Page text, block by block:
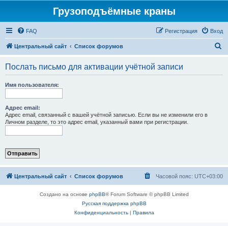
Грузоподъёмные краны
FAQ Вход
Регистрация
Центральный сайт Список форумов
Послать письмо для активации учётной записи
Имя пользователя:
Адрес email:
Адрес email, связанный с вашей учётной записью. Если вы не изменили его в
Личном разделе, то это адрес email, указанный вами при регистрации.
Центральный сайт Список форумов Часовой пояс: UTC+03:00
Создано на основе phpBB® Forum Software © phpBB Limited
Русская поддержка phpBB
Конфиденциальность| Правила